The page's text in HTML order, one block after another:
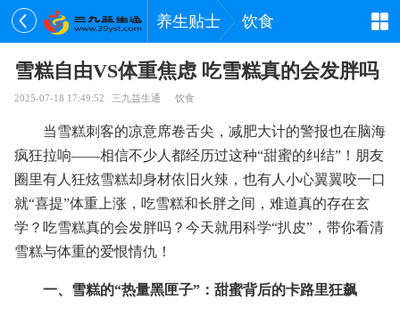
养生贴士 饮食
雪糕自由VS体重焦虑 吃雪糕真的会发胖吗
2025-07-18 17:49:52 三九益生通 饮食
当雪糕刺客的凉意席卷舌尖，减肥大计的警报也在脑海
疯狂拉响——相信不少人都经历过这种“甜蜜的纠结”！朋友
圈里有人狂炫雪糕却身材依旧火辣，也有人小心翼翼咬一口
就“喜提”体重上涨，吃雪糕和长胖之间，难道真的存在玄
学？吃雪糕真的会发胖吗？今天就用科学“扒皮”，带你看清
雪糕与体重的爱恨情仇！
一、雪糕的“热量黑匣子”：甜蜜背后的卡路里狂飙